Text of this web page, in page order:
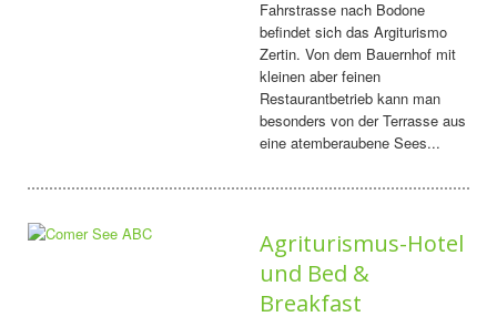
Fahrstrasse nach Bodone
befindet sich das Argiturismo
Zertin. Von dem Bauernhof mit
kleinen aber feinen
Restaurantbetrieb kann man
besonders von der Terrasse aus
eine atemberaubene Sees...
Agriturismus-Hotel
und Bed &
Breakfast